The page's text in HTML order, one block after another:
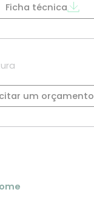
Ficha técnica
um orçamento